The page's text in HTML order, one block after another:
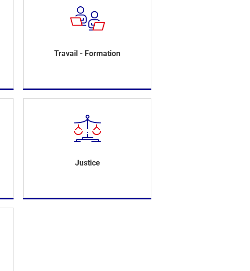
Travail - Formation
Justice